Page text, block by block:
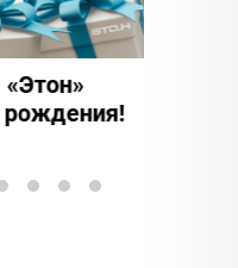
рождения!